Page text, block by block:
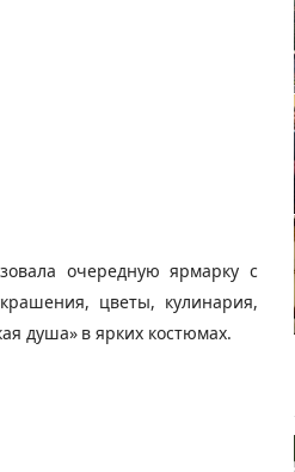
очередную ярмарку с
цветы, кулинария,
душа» в ярких костюмах.